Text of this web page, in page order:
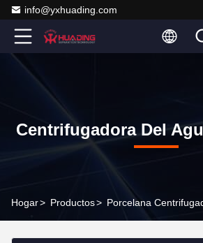
info@yxhuading.com
Centrifugadora Del
Hogar> Productos>